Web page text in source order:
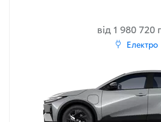
від 1 980 720
Електро